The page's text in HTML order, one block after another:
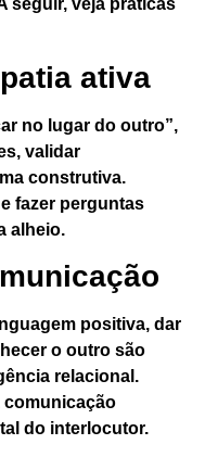
seguir, veja práticas
ativa
no lugar do outro”,
validar
construtiva.
fazer perguntas
alheio.
positiva, dar
o outro são
relacional.
comunicação
do interlocutor.